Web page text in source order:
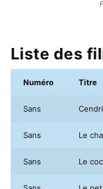
Liste des
Numéro Titre
Sans
Sans Le
Sans Le